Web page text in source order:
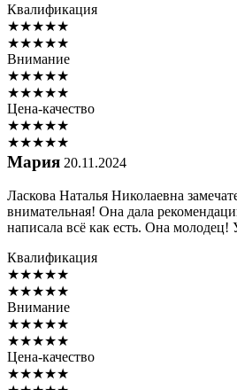
Квалификация
★★★★★
★★★★★
Внимание
★★★★★
★★★★★
Цена-качество
★★★★★
★★★★★
Мария 20.11.2024
Ласкова Наталья Николаевна
внимательная! Она дала
написала всё как есть. Она молодец!
Квалификация
★★★★★
★★★★★
Внимание
★★★★★
★★★★★
Цена-качество
★★★★★